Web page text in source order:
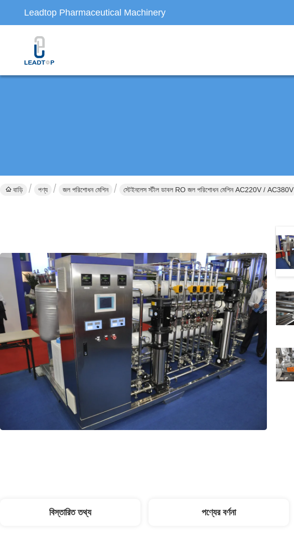
Leadtop Pharmaceutical Machinery
বাড়ি পণ্য জল পরিশোধন মেশিন স্টেইনলেস স্টীল ডাবল RO জল পরিশোধন মেশিন AC220V / AC380V
বিস্তারিত তথ্য পণ্যের বর্ণনা